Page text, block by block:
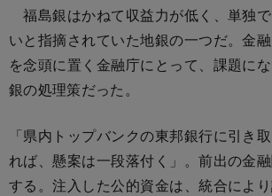
福島銀はかねて収益力が低く、単独
いと指摘されていた地銀の一つだ。金
を念頭に置く金融庁にとって、課題に
銀の処理策だった。
「県内トップバンクの東邦銀行に引き
れば、懸案は一段落付く」。前出の金
する。注入した公的資金は、統合によ